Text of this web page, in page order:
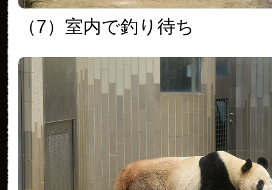
（7）室内で釣り待ち